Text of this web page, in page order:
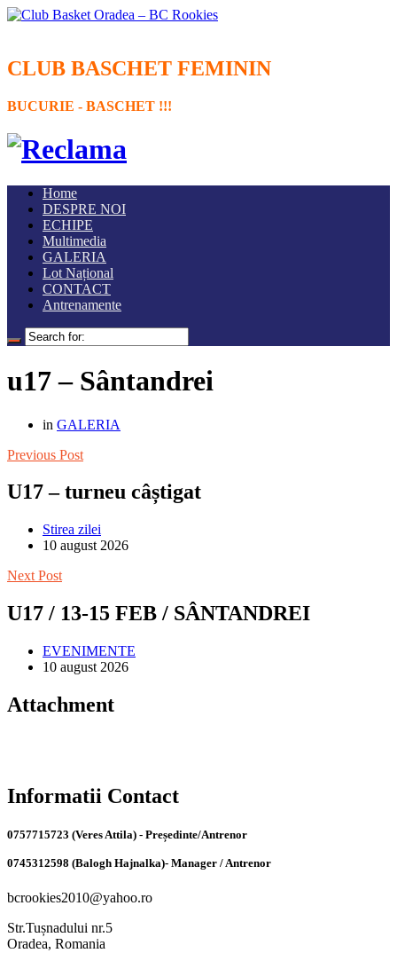
CLUB BASCHET FEMININ
BUCURIE - BASCHET !!!
Home
DESPRE NOI
ECHIPE
Multimedia
GALERIA
Lot Național
CONTACT
Antrenamente
u17 – Sântandrei
in GALERIA
Previous Post
U17 – turneu câștigat
Stirea zilei
10 august 2026
Next Post
U17 / 13-15 FEB / SÂNTANDREI
EVENIMENTE
10 august 2026
Attachment
Informatii Contact
0757715723 (Veres Attila) - Președinte/Antrenor
0745312598 (Balogh Hajnalka)- Manager / Antrenor
bcrookies2010@yahoo.ro
Str.Tușnadului nr.5
Oradea, Romania